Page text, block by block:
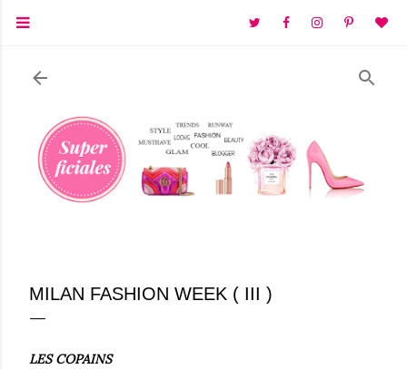
Ir al contenido principal
MILAN FASHION WEEK ( III )
LES COPAINS